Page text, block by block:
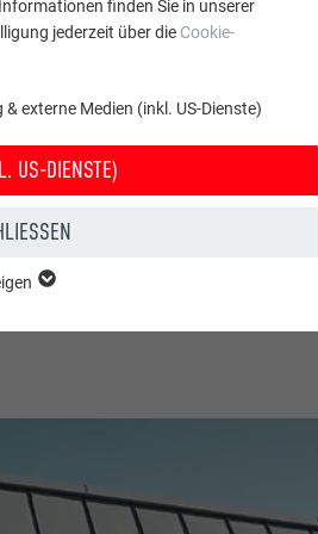
finden Sie in unserer
jederzeit über die Cookie-
& externe Medien (inkl. US-Dienste)
US-DIENSTE)
wie die Website genutzt wird.
zu verbessern.